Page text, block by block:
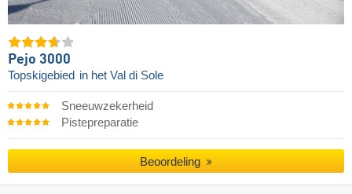
Pejo 3000
Topskigebied in het Val di Sole
Sneeuwzekerheid
Pistepreparatie
Beoordeling